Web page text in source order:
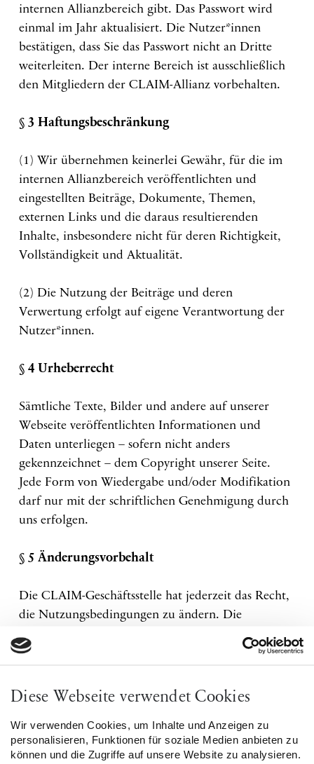
Diese Webseite verwendet Cookies
Wir verwenden Cookies, um Inhalte und Anzeigen zu
personalisieren, Funktionen für soziale Medien anbieten zu
können und die Zugriffe auf unsere Website zu analysieren.
internen Allianzbereich gibt. Das Passwort wird
einmal im Jahr aktualisiert. Die Nutzer*innen
bestätigen, dass Sie das Passwort nicht an Dritte
weiterleiten. Der interne Bereich ist ausschließlich
den Mitgliedern der CLAIM-Allianz vorbehalten.
§ 3 Haftungsbeschränkung
(1) Wir übernehmen keinerlei Gewähr, für die im
internen Allianzbereich veröffentlichten und
eingestellten Beiträge, Dokumente, Themen,
externen Links und die daraus resultierenden
Inhalte, insbesondere nicht für deren Richtigkeit,
Vollständigkeit und Aktualität.
(2) Die Nutzung der Beiträge und deren
Verwertung erfolgt auf eigene Verantwortung der
Nutzer*innen.
§ 4 Urheberrecht
Sämtliche Texte, Bilder und andere auf unserer
Webseite veröffentlichten Informationen und
Daten unterliegen – sofern nicht anders
gekennzeichnet – dem Copyright unserer Seite.
Jede Form von Wiedergabe und/oder Modifikation
darf nur mit der schriftlichen Genehmigung durch
uns erfolgen.
§ 5 Änderungsvorbehalt
Die CLAIM-Geschäftsstelle hat jederzeit das Recht,
die Nutzungsbedingungen zu ändern. Die
Änderung wird dann per E-Mail veröffentlicht.
Registrierung und mit dem Einverständnis unseren
Nutzungsbedingungen und besteht auf eine